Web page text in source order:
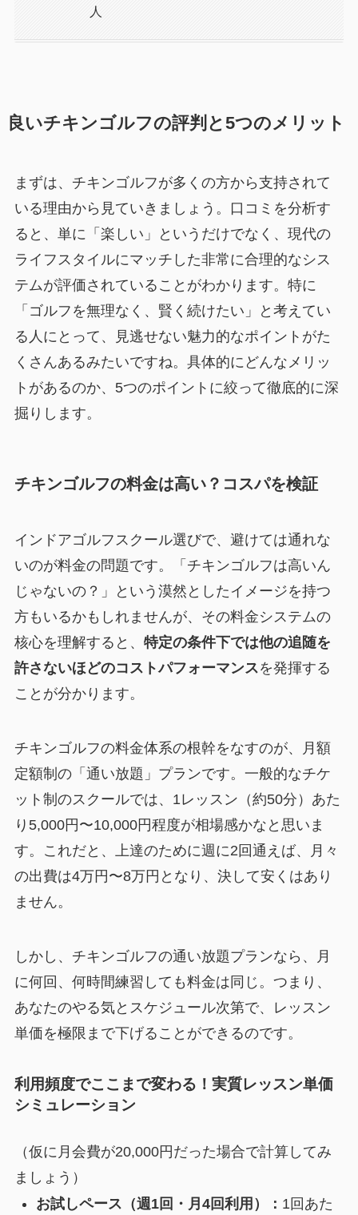
人
良いチキンゴルフの評判と5つのメリット
まずは、チキンゴルフが多くの方から支持されて
いる理由から見ていきましょう。口コミを分析す
ると、単に「楽しい」というだけでなく、現代の
ライフスタイルにマッチした非常に合理的なシス
テムが評価されていることがわかります。特に
「ゴルフを無理なく、賢く続けたい」と考えてい
る人にとって、見逃せない魅力的なポイントがた
くさんあるみたいですね。具体的にどんなメリッ
トがあるのか、5つのポイントに絞って徹底的に深
掘りします。
チキンゴルフの料金は高い？コスパを検証
インドアゴルフスクール選びで、避けては通れな
いのが料金の問題です。「チキンゴルフは高いん
じゃないの？」という漠然としたイメージを持つ
方もいるかもしれませんが、その料金システムの
核心を理解すると、 特定の条件下では他の追随を
許さないほどのコストパフォーマンスを発揮する
ことが分かります。
チキンゴルフの料金体系の根幹をなすのが、
月額
定額制の「通い放題」プランです。一般的なチケ
ット制のスクールでは、1レッスン（約50分）あた
り5,000円〜10,000円程度が相場感かなと思いま
す。これだと、上達のために週に2回通えば、月々
の出費は4万円〜8万円となり、決して安くはあり
ません。
しかし、チキンゴルフの通い放題プランなら、月
に何回、何時間練習しても料金は同じ。つまり、
あなたのやる気とスケジュール次第で、レッスン
単価を極限まで下げることができるのです。
利用頻度でここまで変わる！実質レッスン単価
シミュレーション
（仮に月会費が20,000円だった場合で計算してみ
ましょう）
お試しペース（週1回・月4回利用）： 1回あた